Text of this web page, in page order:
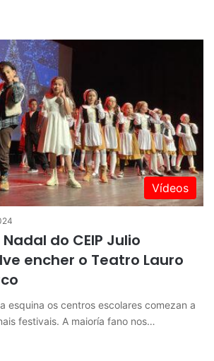
Vídeos
do CEIP Julio
encher o Teatro Lauro
esquina os centros escolares comezan a
festivais. A maioría fano nos…